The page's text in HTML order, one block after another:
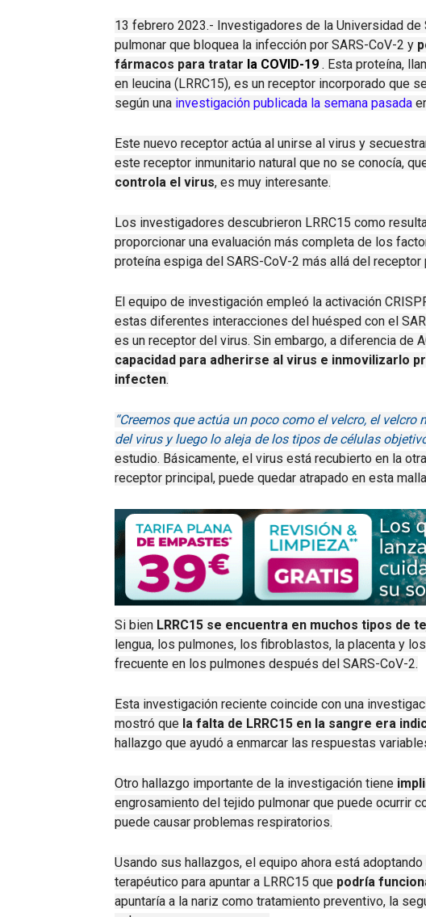
13 febrero 2023.- Investigadores de la Universidad de
pulmonar que bloquea la infección por SARS-CoV-2 y
fármacos para tratar la COVID-19 . Esta proteína,
en leucina (LRRC15), es un receptor incorporado que
según una investigación publicada la semana pasada
Este nuevo receptor actúa al unirse al virus y
este receptor inmunitario natural que no se conocía,
controla el virus, es muy interesante.
Los investigadores descubrieron LRRC15 como
proporcionar una evaluación más completa de los
proteína espiga del SARS-CoV-2 más allá del receptor
El equipo de investigación empleó la activación
estas diferentes interacciones del huésped con el
es un receptor del virus. Sin embargo, a diferencia de
capacidad para adherirse al virus e inmovilizarlo
infecten.
“Creemos que actúa un poco como el velcro, el
del virus y luego lo aleja de los tipos de células
estudio. Básicamente, el virus está recubierto en la
receptor principal, puede quedar atrapado en esta
Si bien LRRC15 se encuentra en muchos tipos de
lengua, los pulmones, los fibroblastos, la placenta y
frecuente en los pulmones después del SARS-CoV-2.
Esta investigación reciente coincide con una
mostró que la falta de LRRC15 en la sangre era
hallazgo que ayudó a enmarcar las respuestas
Otro hallazgo importante de la investigación tiene
engrosamiento del tejido pulmonar que puede ocurrir
puede causar problemas respiratorios.
Usando sus hallazgos, el equipo ahora está
terapéutico para apuntar a LRRC15 que podría
apuntaría a la nariz como tratamiento preventivo, la